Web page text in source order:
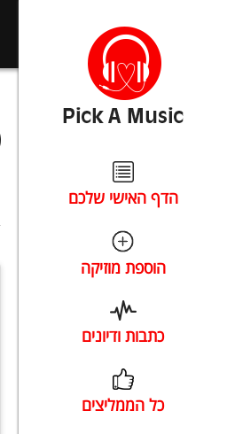
הדף האישי שלכם
הוספת מוזיקה
כתבות ודיונים
כל הממליצים